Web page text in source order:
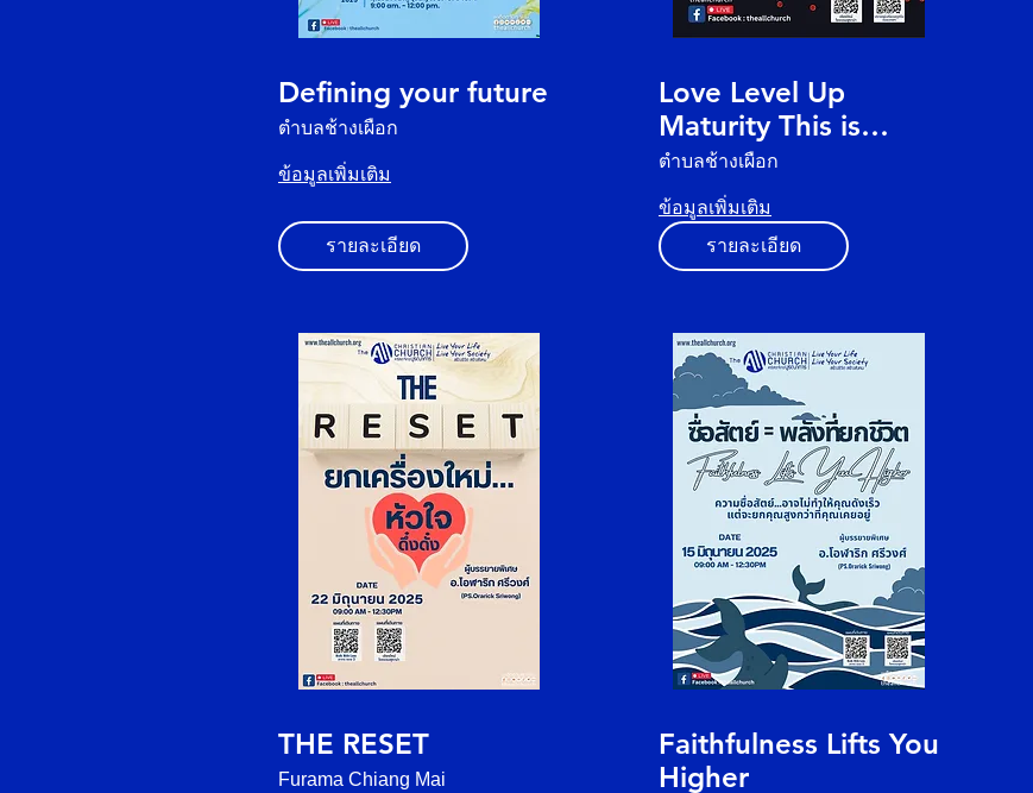
Defining your future
ตำบลช้างเผือก
ข้อมูลเพิ่มเติม
รายละเอียด
Love Level Up
Maturity This is
where true maturity
ตำบลช้างเผือก
ข้อมูลเพิ่มเติม
รายละเอียด
THE RESET
Furama Chiang Mai
Faithfulness Lifts You
Higher